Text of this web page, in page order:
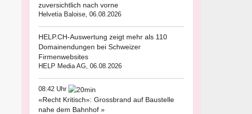
zuversichtlich nach vorne
Helvetia Baloise, 06.08.2026
HELP.CH-Auswertung zeigt mehr als 110
Domainendungen bei Schweizer
Firmenwebsites
HELP Media AG, 06.08.2026
08:42 Uhr
«Recht Kritisch»: Grossbrand auf Baustelle
nahe dem Bahnhof »